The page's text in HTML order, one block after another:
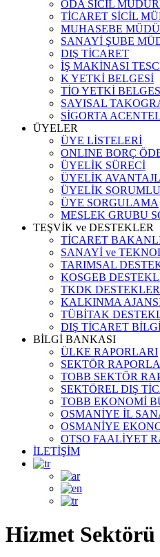
ODA SİCİL
TİCARET SİCİL
MUHASEBE
SANAYİ ŞUBE
DIŞ TİCARET
İŞ MAKİNASI
K YETKİ BELGESİ
TİO YETKİ
SAYISAL
SİGORTA
ÜYELER
ÜYE LİSTELERİ
ONLINE BORÇ
ÜYELİK SÜRECİ
ÜYELİK
ÜYELİK
ÜYE SORGULAMA
MESLEK GRUBU
TEŞVİK ve DESTEKLER
TİCARET
SANAYİ ve
TARIMSAL
KOSGEB
TKDK
KALKINMA
TÜBİTAK
DIŞ TİCARET
BİLGİ BANKASI
ÜLKE RAPORLARI
SEKTÖR
TOBB SEKTÖR
SEKTÖREL DIŞ
TOBB EKONOMİ
OSMANİYE İL
OSMANİYE
OTSO FAALİYET
İLETİŞİM
Hizmet